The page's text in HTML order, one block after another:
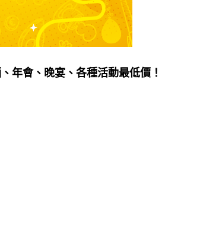
年會、晚宴、各種活動最低價！